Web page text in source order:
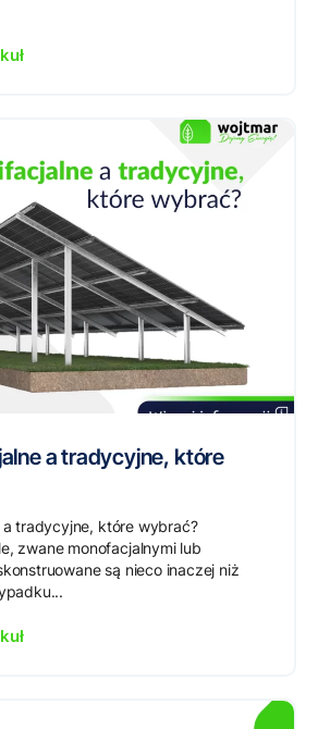
a tradycyjne, które
a tradycyjne, które wybrać?
zwane monofacjalnymi lub
są nieco inaczej niż